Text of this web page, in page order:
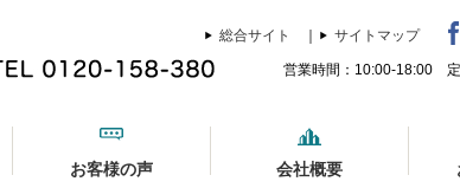
総合サイト
サイトマップ
営業時間：10:00-18:00 定
お客様の声 会社概要